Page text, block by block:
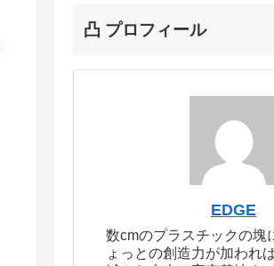
凸 プロフィール
EDGE
数cmのプラスチックの塊
ょっとの創造力が加われ